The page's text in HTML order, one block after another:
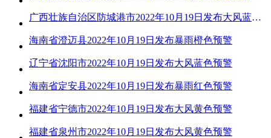
广西壮族自治区防城港市2022年10月19日发布大风蓝色预警
海南省澄迈县2022年10月19日发布暴雨橙色预警
辽宁省沈阳市2022年10月19日发布大风蓝色预警
海南省定安县2022年10月19日发布暴雨红色预警
福建省宁德市2022年10月19日发布大风黄色预警
福建省泉州市2022年10月19日发布大风黄色预警